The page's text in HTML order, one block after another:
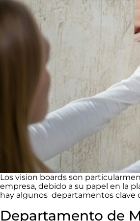
Los vision boards son
empresa, debido a su papel en la
hay algunos departamentos clave
Departamento de